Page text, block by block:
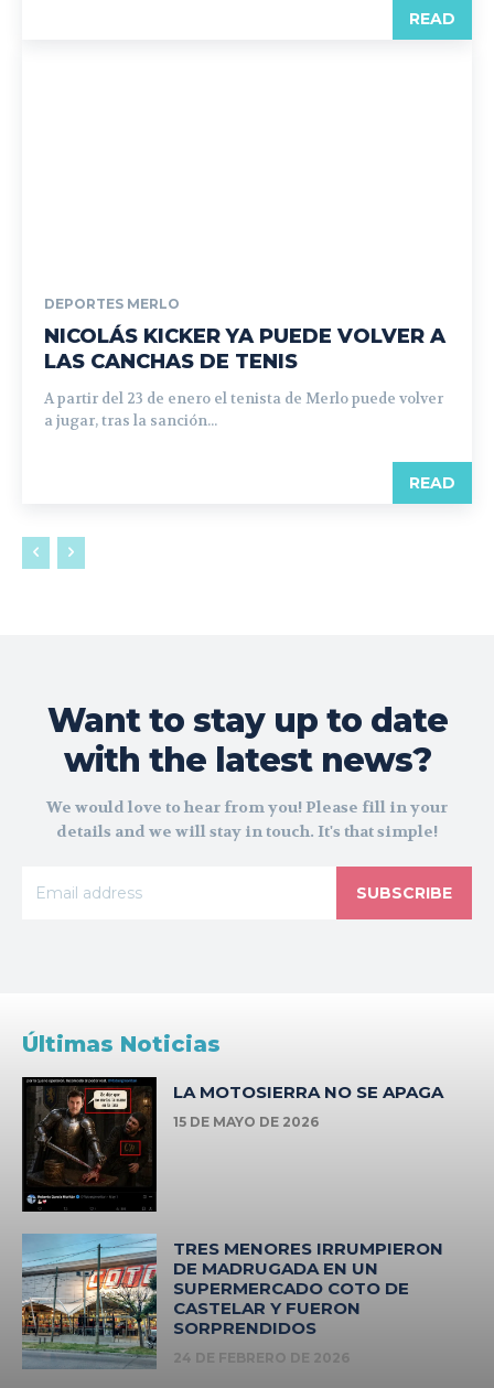
READ
DEPORTES MERLO
NICOLÁS KICKER YA PUEDE VOLVER A
LAS CANCHAS DE TENIS
A partir del 23 de enero el tenista de Merlo puede volver
a jugar, tras la sanción...
READ
Want to stay up to date
with the latest news?
We would love to hear from you! Please fill in your
details and we will stay in touch. It's that simple!
SUBSCRIBE
Últimas Noticias
LA MOTOSIERRA NO SE APAGA
15 DE MAYO DE 2026
TRES MENORES IRRUMPIERON
DE MADRUGADA EN UN
SUPERMERCADO COTO DE
CASTELAR Y FUERON
SORPRENDIDOS
24 DE FEBRERO DE 2026